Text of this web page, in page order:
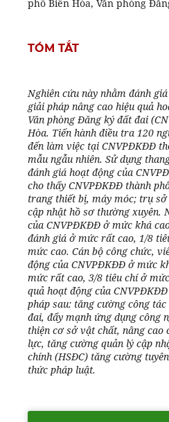
phố Biên Hòa, Văn phòng
TÓM TẮT
Nghiên cứu này nhằm đánh
giải pháp nâng cao hiệu quả
Văn phòng Đăng ký đất đai
Hòa. Tiến hành điều tra 120
đến làm việc tại CNVPĐKĐĐ
mẫu ngẫu nhiên. Sử dụng
đánh giá hoạt động của
cho thấy CNVPĐKĐĐ thành
trang thiết bị, máy móc; trụ
cập nhật hồ sơ thường xuyên.
của CNVPĐKĐĐ ở mức khá
đánh giá ở mức rất cao, 1/8
mức cao. Cán bộ công chức,
động của CNVPĐKĐĐ ở mức
mức rất cao, 3/8 tiêu chí ở
quả hoạt động của
pháp sau: tăng cường công
đai, đẩy mạnh ứng dụng công
thiện cơ sở vật chất, nâng cao
lực, tăng cường quản lý cập
chính (HSĐC) tăng cường
thức pháp luật.